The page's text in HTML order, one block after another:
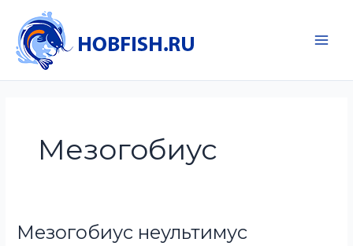
содержимому
Мезогобиус
Мезогобиус неультимус